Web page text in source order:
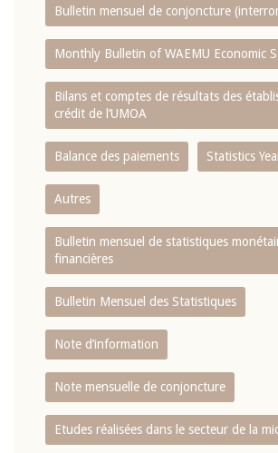
Bulletin mensuel de conjoncture
Monthly Bulletin of WAEMU Economic
Bilans et comptes de résultats des
crédit de l‘UMOA
Balance des paiements Statistics
Autres
Bulletin mensuel de statistiques
financières
Bulletin Mensuel des Statistiques
Note d’information
Note mensuelle de conjoncture
Etudes réalisées dans le secteur de la